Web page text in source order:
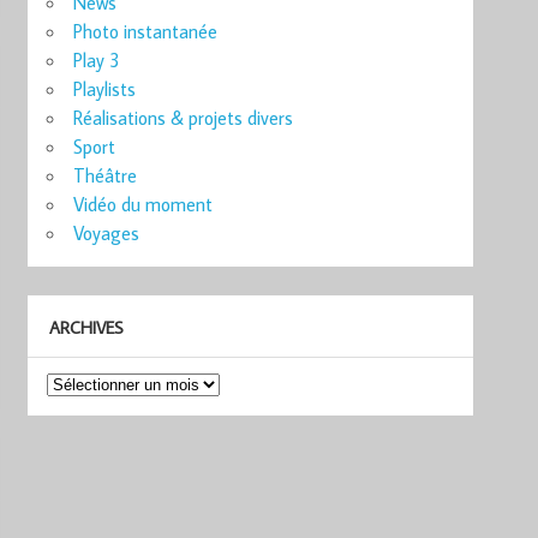
Photo instantanée
Play 3
Playlists
Réalisations & projets divers
Sport
Théâtre
Vidéo du moment
Voyages
ARCHIVES
Archives